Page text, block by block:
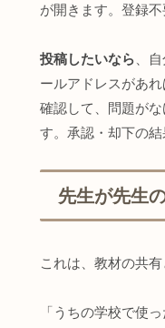
が開きます。登録不
投稿したいなら 、
ールアドレスがあ
確認して、問題が
す。承認・却下の結
先生が先生
これは、教材の共
「うちの学校で使